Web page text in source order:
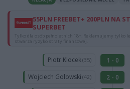
55PLN FREEBET+ 200PLN NA
SUPERBET
Tylko dla osób pełnoletnich 18+. Reklamujemy tylko
stwarza ryzyko straty finansowej.
Piotr Klocek(35)
1 - 0
Wojciech Golowski (42)
2 - 0